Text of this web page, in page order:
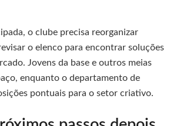
o clube precisa reorganizar
o elenco para encontrar soluções
Jovens da base e outros meias
enquanto o departamento de
pontuais para o setor criativo.